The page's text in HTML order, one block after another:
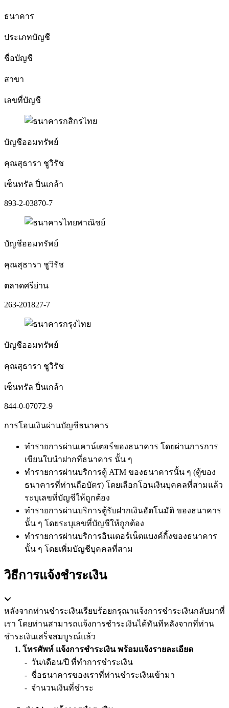
ธนาคาร
ประเภทบัญชี
ชื่อบัญชี
สาขา
เลขที่บัญชี
บัญชีออมทรัพย์
คุณสุธารา ชูวิรัช
เซ็นทรัล ปิ่นเกล้า
893-2-03870-7
บัญชีออมทรัพย์
คุณสุธารา ชูวิรัช
ตลาดศรีย่าน
263-201827-7
บัญชีออมทรัพย์
คุณสุธารา ชูวิรัช
เซ็นทรัล ปิ่นเกล้า
844-0-07072-9
การโอนเงินผ่านบัญชีธนาคาร
ทำรายการผ่านเคาน์เตอร์ของธนาคาร โดยผ่านการการ
เขียนใบนำฝากที่ธนาคาร นั้น ๆ
ทำรายการผ่านบริการตู้ ATM ของธนาคารนั้น ๆ (ตู้ของ
ธนาคารที่ท่านถือบัตร) โดยเลือกโอนเงินบุคคลที่สามแล้ว
ระบุเลขที่บัญชีให้ถูกต้อง
ทำรายการผ่านบริการตู้รับฝากเงินอัตโนมัติ ของธนาคาร
นั้น ๆ โดยระบุเลขที่บัญชีให้ถูกต้อง
ทำรายการผ่านบริการอินเตอร์เน็ตแบงค์กิ้งของธนาคาร
นั้น ๆ โดยเพิ่มบัญชีบุคคลที่สาม
วิธีการแจ้งชำระเงิน
หลังจากท่านชำระเงินเรียบร้อยกรุณาแจ้งการชำระเงินกลับมาที่
เรา โดยท่านสามารถแจ้งการชำระเงินได้ทันทีหลังจากที่ท่าน
ชำระเงินเสร็จสมบูรณ์แล้ว
1. โทรศัพท์ แจ้งการชำระเงิน พร้อมแจ้งรายละเอียด
- วัน/เดือน/ปี ที่ทำการชำระเงิน
- ชื่อธนาคารของเราที่ท่านชำระเงินเข้ามา
- จำนวนเงินที่ชำระ